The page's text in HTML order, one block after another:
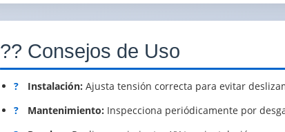
?? Consejos de Uso
? Instalación: Ajusta tensión correcta para evitar
?
Mantenimiento: Inspecciona periódicamente por